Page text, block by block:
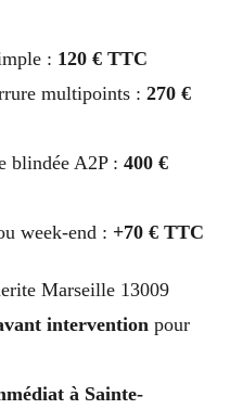
: 120 € TTC
multipoints : 270 €
blindée A2P : 400 €
week-end : +70 € TTC
Marseille 13009
intervention pour
à Sainte-